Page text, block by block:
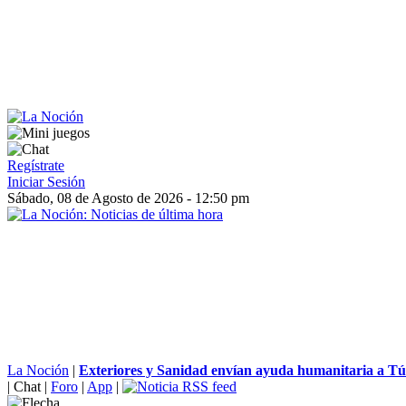
Regístrate
Iniciar Sesión
Sábado, 08 de Agosto de 2026 - 12:50 pm
La Noción | Exteriores y Sanidad envían ayuda humanitaria a
| Chat | Foro | App |